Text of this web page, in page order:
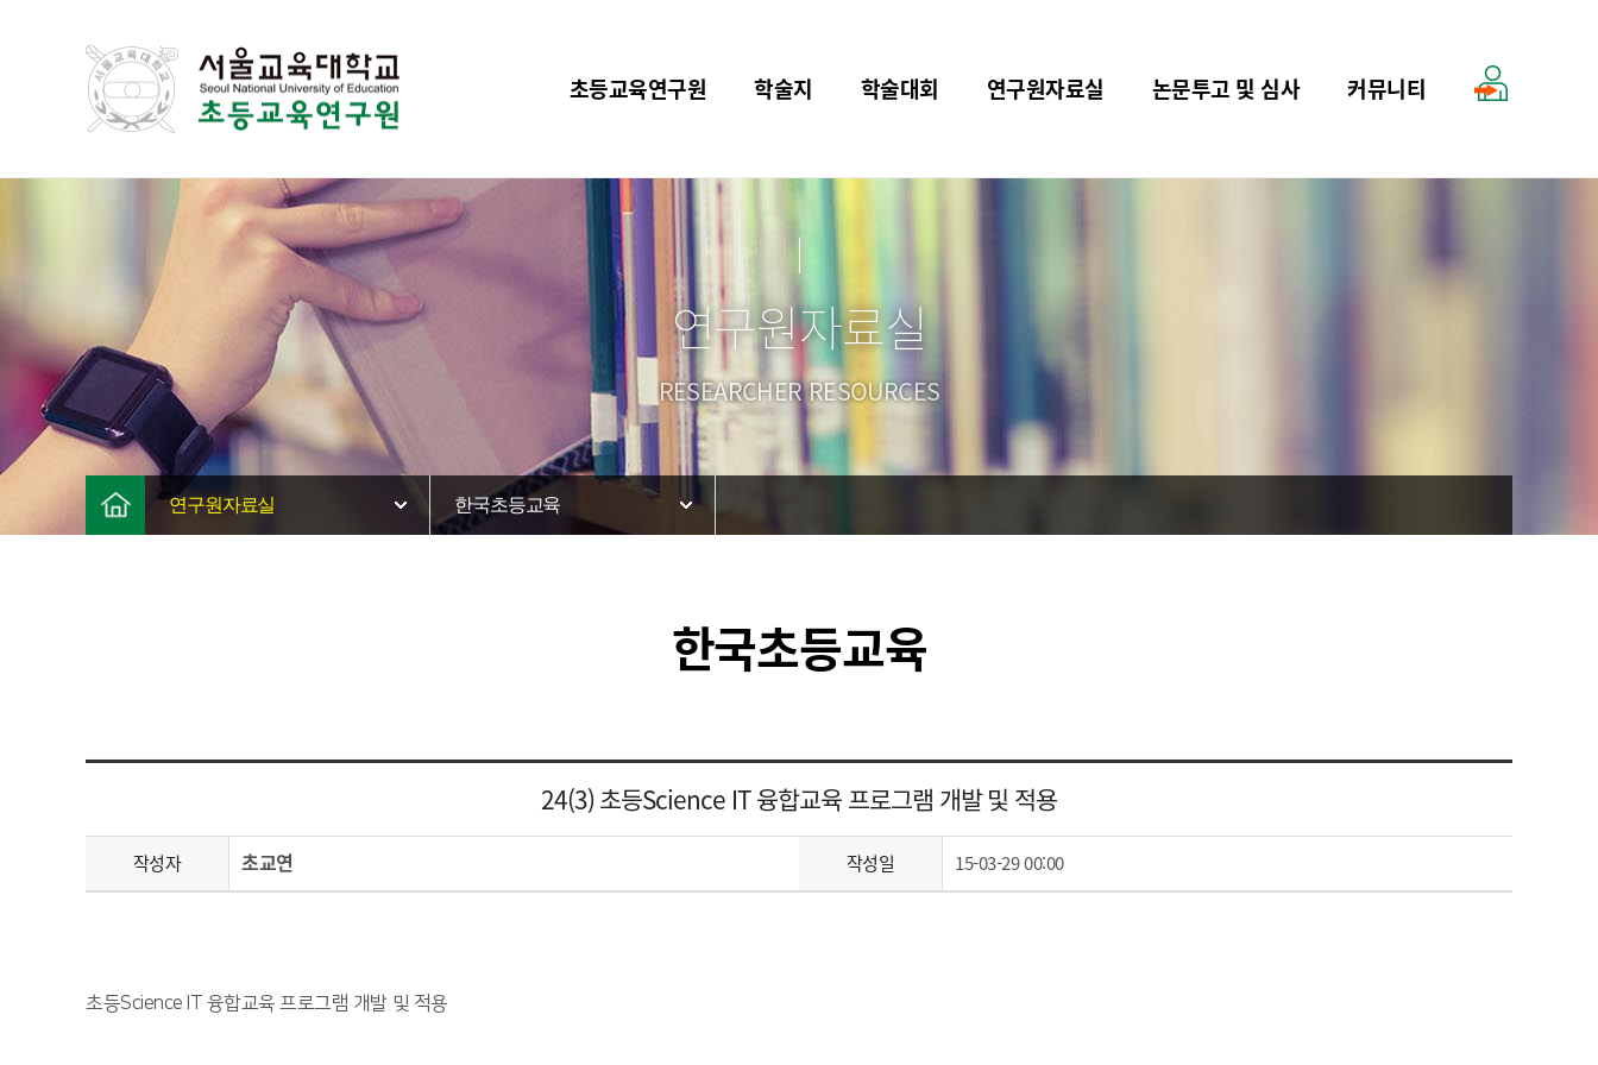
초등교육연구원 학술지 학술대회 연구원자료실 논문투고 및 심사 커뮤니티
연구원자료실
RESEARCHER RESOURCES
연구원자료실 한국초등교육
한국초등교육
24(3) 초등Science IT 융합교육 프로그램 개발 및 적용
작성자 초교연 작성일 15-03-29 00:00
초등Science IT 융합교육 프로그램 개발 및 적용